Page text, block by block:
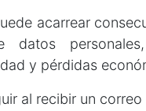
acarrear
y pérdidas
al recibir un